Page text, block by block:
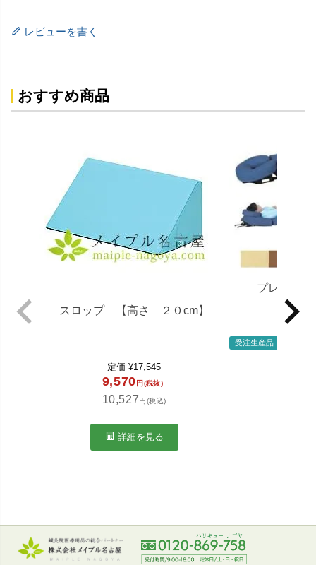
レビューを書く
おすすめ商品
スロップ 【高さ ２０cm】
定価 ¥17,545
9,570 円(税抜)
10,527円(税込)
詳細を見る
プレミア
受注生産品